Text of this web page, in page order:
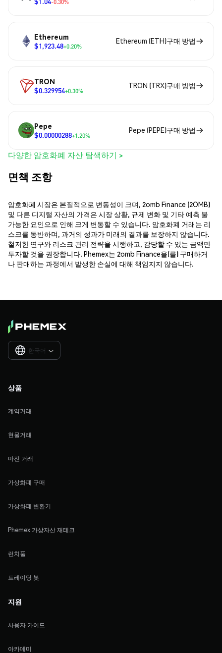
-0.30%
Ethereum
$1,923.48+0.20%
Ethereum (ETH)구매 방법
TRON
$0.329954+0.30%
TRON (TRX)구매 방법
Pepe
$0.00000288+1.20%
Pepe (PEPE)구매 방법
다양한 암호화폐 자산 탐색하기 >
면책 조항
암호화폐 시장은 본질적으로 변동성이 크며, 2omb Finance (2OMB)
및 다른 디지털 자산의 가격은 시장 상황, 규제 변화 및 기타 예측 불
가능한 요인으로 인해 크게 변동할 수 있습니다. 암호화폐 거래는 리
스크를 동반하며, 과거의 성과가 미래의 결과를 보장하지 않습니다.
철저한 연구와 리스크 관리 전략을 시행하고, 감당할 수 있는 금액만
투자할 것을 권장합니다. Phemex는 2omb Finance을(를) 구매하거
나 판매하는 과정에서 발생한 손실에 대해 책임지지 않습니다.
한국어 
상품
계약거래
현물거래
마진 거래
가상화폐 구매
가상화폐 변환기
Phemex 가상자산 재테크
런치풀
트레이딩 봇
지원
사용자 가이드
아카데미